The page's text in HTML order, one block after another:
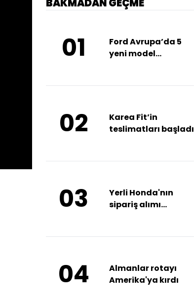
BAKMADAN GEÇME
01
Ford Avrupa’da 5
yeni model
02
Karea Fit’in
teslimatları başladı
03
Yerli Honda'nın
sipariş alımı
04
Almanlar rotayı
Amerika'ya kırdı